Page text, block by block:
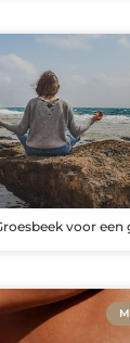
voor een